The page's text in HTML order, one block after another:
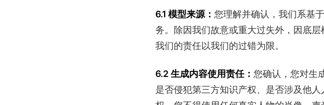
6.1 模型来源： 您理解并确认，我们系基
务。除因我们故意或重大过失外，因底
我们的责任以我们的过错为限。
6.2 生成内容使用责任： 您确认，您对生
是否侵犯第三方知识产权、是否涉及他